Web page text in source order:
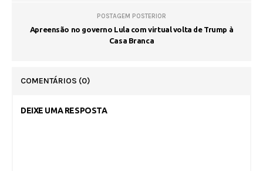
POSTAGEM POSTERIOR
Apreensão no governo Lula com virtual volta de Trump à
Casa Branca
COMENTÁRIOS (0)
DEIXE UMA RESPOSTA